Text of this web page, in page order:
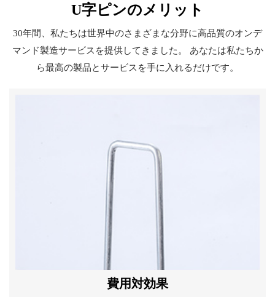
U字ピンのメリット
30年間、私たちは世界中のさまざまな分野に高品質のオンデ
マンド製造サービスを提供してきました。 あなたは私たちか
ら最高の製品とサービスを手に入れるだけです。
費用対効果